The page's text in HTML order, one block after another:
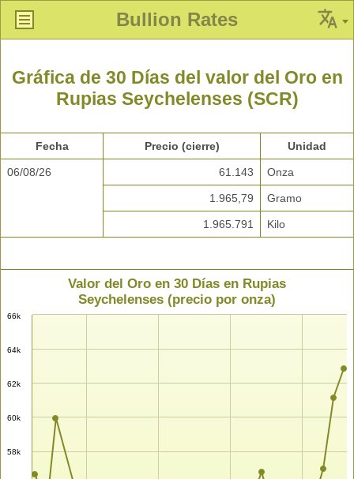
Bullion Rates
Gráfica de 30 Días del valor del Oro en
Rupias Seychelenses (SCR)
Fecha Precio (cierre) Unidad
06/08/26 61.143 Onza
1.965,79 Gramo
1.965.791 Kilo
Valor del Oro en 30 Días en Rupias
Seychelenses (precio por onza)
58k
60k
62k
64k
66k